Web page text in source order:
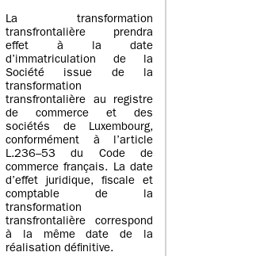
La transformation
transfrontalière prendra
effet à la date
d’immatriculation de la
Société issue de la
transformation
transfrontalière au registre
de commerce et des
sociétés de Luxembourg,
conformément à l’article
L.236–53 du Code de
commerce français. La date
d’effet juridique, fiscale et
comptable de la
transformation
transfrontalière correspond
à la même date de la
réalisation définitive.